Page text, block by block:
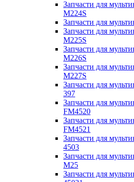
Запчасти для
M224S
Запчасти для
Запчасти для
M225S
Запчасти для
M226S
Запчасти для
M227S
Запчасти для
397
Запчасти для
FM4520
Запчасти для
FM4521
Запчасти для
4503
Запчасти для
M25
Запчасти для